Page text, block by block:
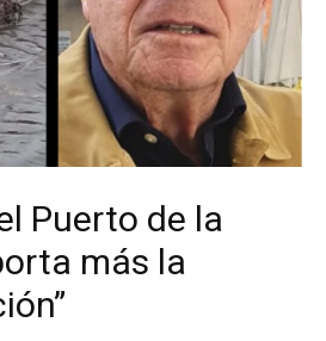
Puerto de la
más la